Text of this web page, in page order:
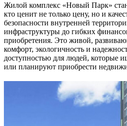
Жилой комплекс «Новый Парк»
кто ценит не только цену, но и
безопасности внутренней
инфраструктуры до гибких
приобретения. Это живой,
комфорт, экологичность и
доступностью для людей, которые
или планируют приобрести